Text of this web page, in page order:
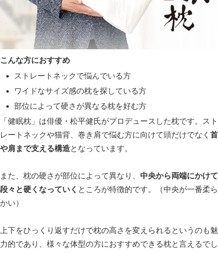
こんな方におすすめ
ストレートネックで悩んでいる方
ワイドなサイズ感の枕を探している方
部位によって硬さが異なる枕を好む方
「健眠枕」は俳優・松平健氏がプロデュースした枕です。スト
レートネックや猫背、巻き肩で悩む方に向けて頭だけでなく 首
や肩まで支える構造となっています。
また、枕の硬さが部位によって異なり、 中央から両端にかけて
段々と硬くなっていく ところが特徴的です。（中央が一番柔ら
かい）
上下をひっくり返すだけで枕の高さを変えられるというのも魅
力的であり、様々な体型の方におすすめできる枕と言えるでし